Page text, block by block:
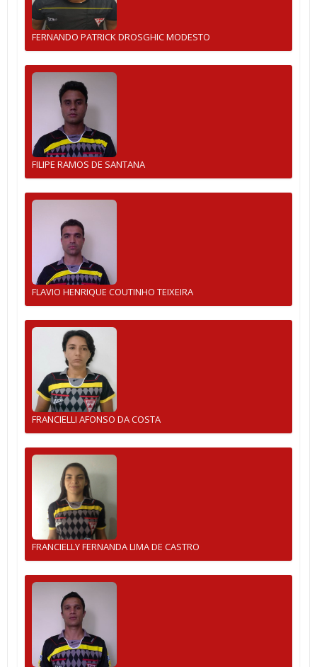
FERNANDO PATRICK DROSGHIC MODESTO
FILIPE RAMOS DE SANTANA
FLAVIO HENRIQUE COUTINHO TEIXEIRA
FRANCIELLI AFONSO DA COSTA
FRANCIELLY FERNANDA LIMA DE CASTRO